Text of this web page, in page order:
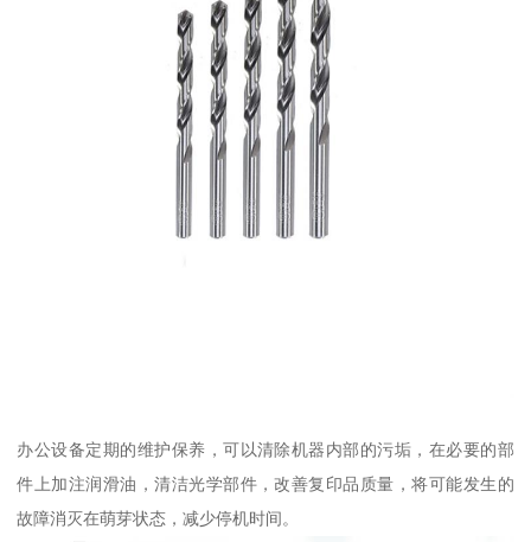
办公设备定期的维护保养，可以清除机器内部的污垢，在必要的部
件上加注润滑油，清洁光学部件，改善复印品质量，将可能发生的
故障消灭在萌芽状态，减少停机时间。